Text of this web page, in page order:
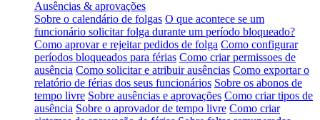
Ausências & aprovações
Sobre o calendário de folgas O que acontece se um
funcionário solicitar folga durante um período bloqueado?
Como aprovar e rejeitar pedidos de folga Como configurar
períodos bloqueados para férias Como criar permissoes de
ausência Como solicitar e atribuir ausências Como exportar o
relatório de férias dos seus funcionários Sobre os abonos de
tempo livre Sobre ausências e aprovações Como criar tipos de
ausência Sobre o aprovador de tempo livre Como criar